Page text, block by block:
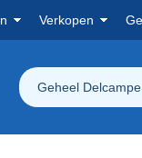
Verkopen
Geheel Delcampe